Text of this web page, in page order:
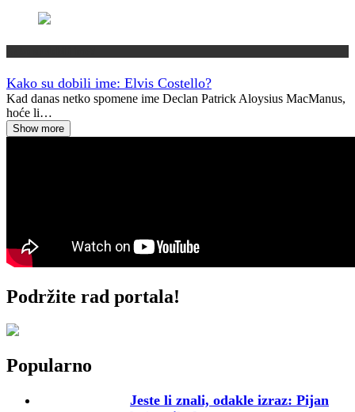
Kako su dobili ime: Elvis Costello?
Kad danas netko spomene ime Declan Patrick Aloysius MacManus,
hoće li…
Show more
Podržite rad portala!
Popularno
Jeste li znali, odakle izraz: Pijan